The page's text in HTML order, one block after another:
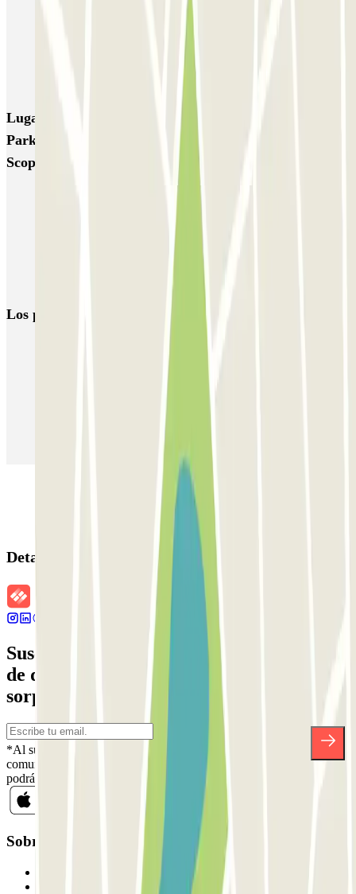
Garage Paullo - Corso XXII Marzo
San Barnaba (Tribunale)
Autosilo San Marco
Lugares y eventos interesantes cerca de Colossum
Parking - Car Valet - Aeroporto di Milano Malpensa -
Scoperto
Parking Malpensa low cost | Parking aeropuerto Milán-Malpensa
Parkings cerca de la Terminal 1 del Aeropuerto de Milán-Malpensa
Parkings cerca de la Terminal 2 del Aeropuerto de Milán-Malpensa
Los parkings más reservados
Parking en Barcelona
Parking en Aeropuerto Barcelona
Parking en Aeropuerto Madrid Barajas
Parking en Sants - Estación de Barcelona
Detalles de la reserva
Suscríbete a nuestra newsletter y entérate
de descuentos, sorteos y otras muchas
sorpresas.
*Al suscribirte aceptas nuestra Política de Privacidad para recibir
comunicaciones comerciales de Parclick. Sin ningún compromiso,
podrás darte de baja cuando quieras en la misma newsletter.
Sobre Parclick